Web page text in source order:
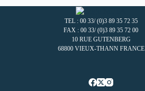
TEL : 00 33/ (0)3 89 35 72 35
FAX : 00 33/ (0)3 89 35 72 00
10 RUE GUTENBERG
68800 VIEUX-THANN FRANCE